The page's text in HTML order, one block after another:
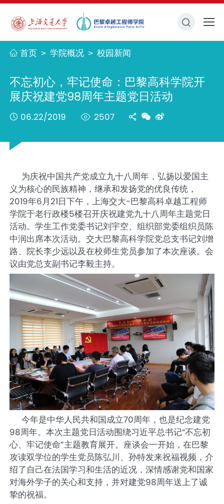
首页 > 学院概况 > 校园新闻
不忘初心，牢记使命：巴黎高科学院开
展庆祝建党98周年主题党日活动
06.22/2019 2507
为庆祝中国共产党成立九十八周年，弘扬以爱国主
义为核心的民族精神，继承和发扬党的优良传统，
2019年6月21日下午，上海交大-巴黎高科卓越工程师
学院于老行政楼5楼召开庆祝建党九十八周年主题党日
活动。学生工作党委书记刘宇空、组织部党委组织员陈
中润出席本次活动。交大巴黎高科学院党总支书记刘增
路、院长李少远以及在校师生党员参加了本次座谈。会
议由党总支副书记李毅主持。
今年是中华人民共和国成立70周年，也是纪念建党
98周年。本次主题党日活动围绕习近平总书记“不忘初
心、牢记使命”主题教育展开。座谈会一开始，在巴黎
攻读双学位的学生党员陈弘川、孙特发来祝福视频，介
绍了自己在法国学习和生活的近况，深情感谢党和国家
对海外学子的关心和支持，并对建党98周年送上了诚
挚的祝福。